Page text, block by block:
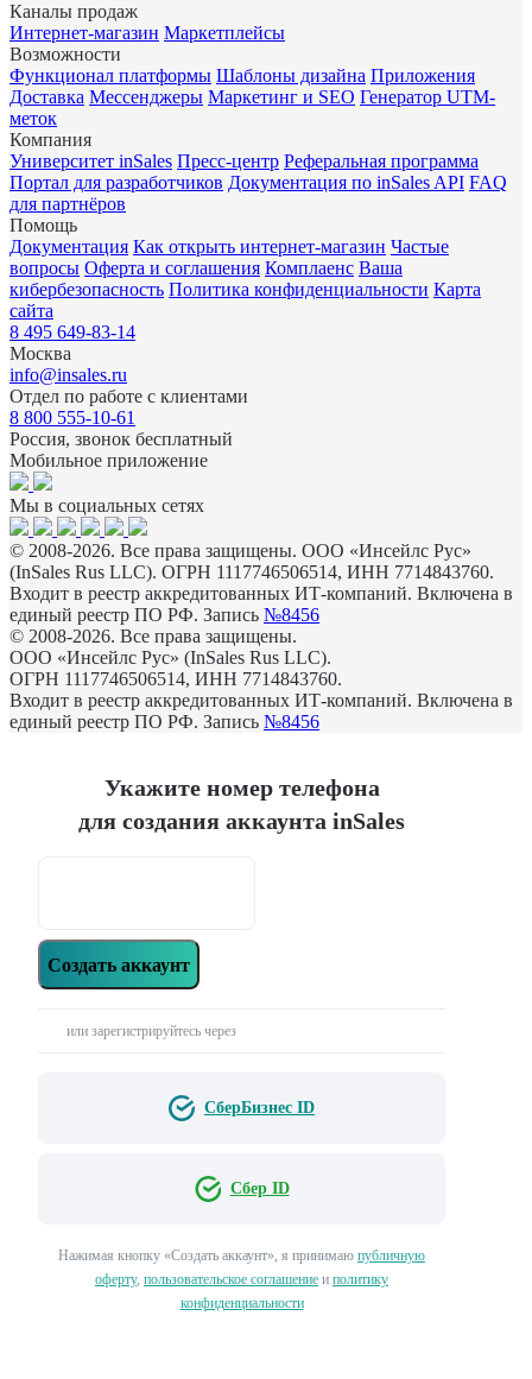
Каналы продаж
Интернет-магазин Маркетплейсы
Возможности
Функционал платформы Шаблоны дизайна Приложения
Доставка Мессенджеры Маркетинг и SEO Генератор UTM-
меток
Компания
Университет inSales Пресс-центр Реферальная программа
Портал для разработчиков Документация по inSales API FAQ
для партнёров
Помощь
Документация Как открыть интернет-магазин Частые
вопросы Оферта и соглашения Комплаенс Ваша
кибербезопасность Политика конфиденциальности Карта
сайта
8 495 649-83-14
Москва
info@insales.ru
Отдел по работе с клиентами
8 800 555-10-61
Россия, звонок бесплатный
Мобильное приложение
Мы в социальных сетях
© 2008-2026. Все права защищены. ООО «Инсейлс Рус»
(InSales Rus LLC). ОГРН 1117746506514, ИНН 7714843760.
Входит в реестр аккредитованных ИТ-компаний. Включена в
единый реестр ПО РФ. Запись №8456
© 2008-2026. Все права защищены.
ООО «Инсейлс Рус» (InSales Rus LLC).
ОГРН 1117746506514, ИНН 7714843760.
Входит в реестр аккредитованных ИТ-компаний. Включена в
единый реестр ПО РФ. Запись №8456
Укажите номер телефона
для создания аккаунта inSales
Создать аккаунт
или зарегистрируйтесь через
СберБизнес ID
Сбер ID
Нажимая кнопку «‎Создать аккаунт»‎, я принимаю публичную
оферту, пользовательское соглашение и политику
конфиденциальности